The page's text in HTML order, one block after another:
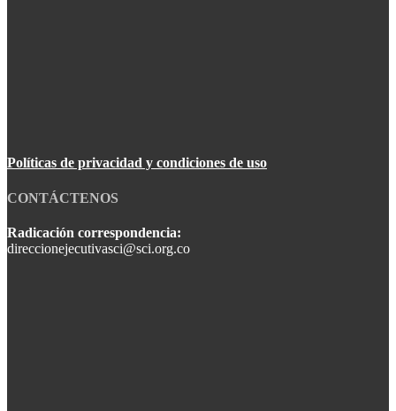
Políticas de privacidad y condiciones de uso
CONTÁCTENOS
Radicación correspondencia:
direccionejecutivasci@sci.org.co